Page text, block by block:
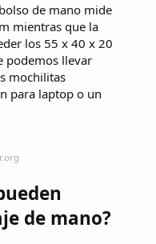
de mano mide
mientras que la
los 55 x 40 x 20
podemos llevar
mochilitas
para laptop o un
de mano?